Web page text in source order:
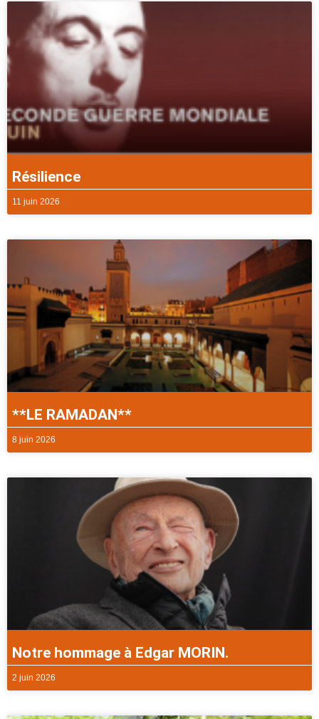
Résilience
11 juin 2026
**LE RAMADAN**
8 juin 2026
Notre hommage à Edgar MORIN.
2 juin 2026